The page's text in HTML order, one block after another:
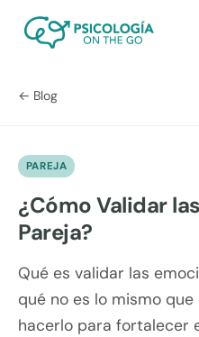
← Blog
PAREJA
¿Cómo Validar
Pareja?
Qué es validar las
qué no es lo mismo
hacerlo para fortalecer